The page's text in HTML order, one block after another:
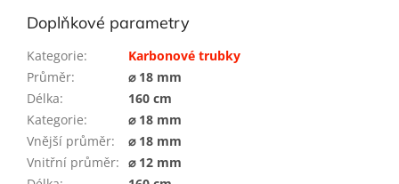
Doplňkové parametry
Kategorie:
Karbonové trubky
Průměr:
⌀ 18 mm
Délka:
160 cm
Kategorie:
⌀ 18 mm
Vnější průměr:
⌀ 18 mm
Vnitřní průměr: ⌀ 12 mm